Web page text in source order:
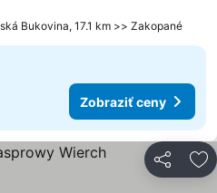
Bukovina, 17.1 km >> Zakopané
Zobraziť ceny
Zdieľať